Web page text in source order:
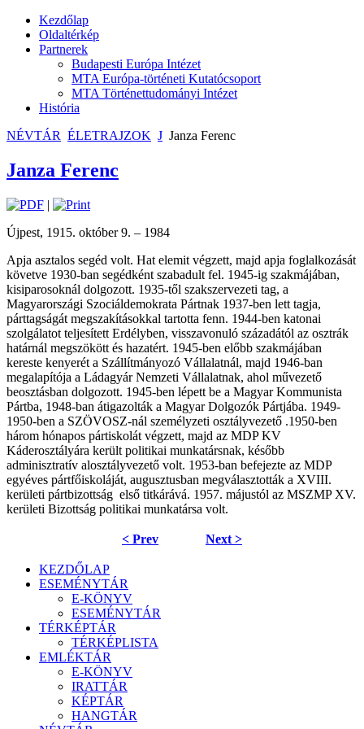
Kezdőlap
Oldaltérkép
Partnerek
Budapesti Európa Intézet
MTA Európa-történeti Kutatócsoport
MTA Történettudományi Intézet
História
NÉVTÁR ÉLETRAJZOK J Janza Ferenc
Janza Ferenc
|
Újpest, 1915. október 9. – 1984
Apja asztalos segéd volt. Hat elemit végzett, majd apja foglalkozását
követve 1930-ban segédként szabadult fel. 1945-ig szakmájában,
kisiparosoknál dolgozott. 1935-től szakszervezeti tag, a
Magyarországi Szociáldemokrata Pártnak 1937-ben lett tagja,
párttagságát megszakításokkal tartotta fenn. 1944-ben katonai
szolgálatot teljesített Erdélyben, visszavonuló századától az osztrák
határnál megszökött és hazatért. 1945-ben előbb szakmájában
kereste kenyerét a Szállítmányozó Vállalatnál, majd 1946-ban
megalapítója a Ládagyár Nemzeti Vállalatnak, ahol művezető
beosztásban dolgozott. 1945-ben lépett be a Magyar Kommunista
Pártba, 1948-ban átigazolták a Magyar Dolgozók Pártjába. 1949-
1950-ben a SZÖVOSZ-nál személyzeti osztályvezető .1950-ben
három hónapos pártiskolát végzett, majd az MDP KV
Káderosztályára került politikai munkatársnak, később
adminisztratív alosztályvezető volt. 1953-ban befejezte az MDP
egyéves pártfőiskoláját, augusztusban megválasztották a XVIII.
kerületi pártbizottság első titkárává. 1957. májustól az MSZMP XV.
kerületi Bizottság politikai munkatársa volt.
< Prev Next >
KEZDŐLAP
ESEMÉNYTÁR
E-KÖNYV
ESEMÉNYTÁR
TÉRKÉPTÁR
TÉRKÉPLISTA
EMLÉKTÁR
E-KÖNYV
IRATTÁR
KÉPTÁR
HANGTÁR